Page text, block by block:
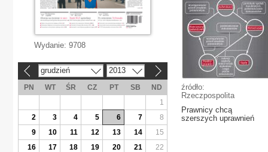
źródło:
Rzeczpospolita
Prawnicy chcą
szerszych uprawnień
Wydanie: 9708
grudzień 2013
PN WT ŚR CZ PT SB
ND
1
2
3 4 5 6 7
8
9
10 11 12 13 14
15
16
17 18 19 20 21
22